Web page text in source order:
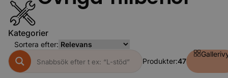
Kategorier
Sortera efter:
Produkter:47